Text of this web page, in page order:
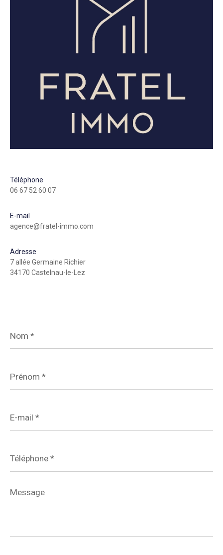
Téléphone
06 67 52 60 07
E-mail
agence@fratel-immo.com
Adresse
7 allée Germaine Richier
34170 Castelnau-le-Lez
*
*
mail
*
*
Message
*